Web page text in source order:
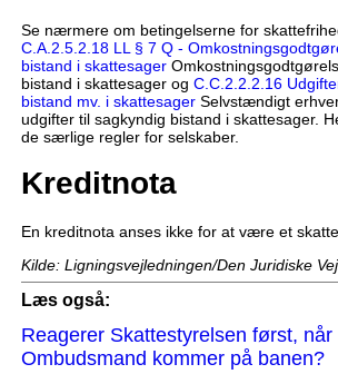
Se nærmere om betingelserne for
C.A.2.5.2.18 LL § 7 Q -
bistand i skattesager
bistand i skattesager og C.C.2.2.2.16
bistand mv. i skattesagerSelvstændigt
udgifter til sagkyndig bistand i skattesager.
de særlige regler for selskaber.
Kreditnota
En kreditnota anses ikke for at være et
Kilde: Ligningsvejledningen/Den Juridiske
Læs også:
Reagerer Skattestyrelsen først,
Ombudsmand kommer på banen?